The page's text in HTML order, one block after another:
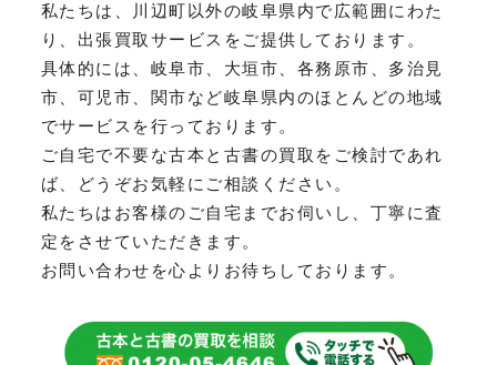
私たちは、川辺町以外の岐阜県内で広範囲にわた
り、 出張買取サービスをご提供しております。
具体的には、岐阜市、大垣市、各務原市、多治見
市、可児市、関市など岐阜県内のほとんどの地域
でサービスを行っております。
ご自宅で不要な古本と古書の買取をご検討であれ
ば、どうぞお気軽にご相談ください。
私たちはお客様のご自宅までお伺いし、丁寧に査
定をさせていただきます。
お問い合わせを心よりお待ちしております。